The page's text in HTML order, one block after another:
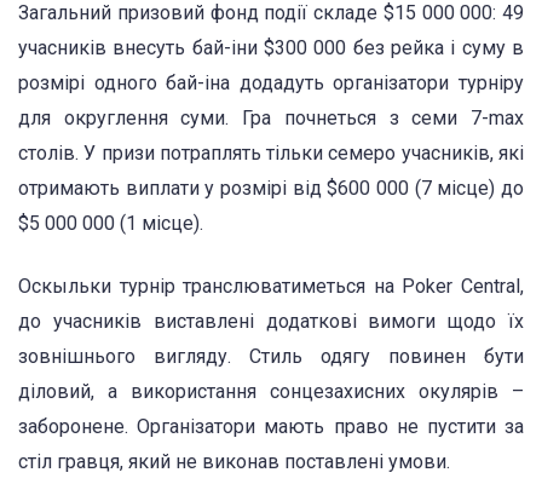
Загальний призовий фонд події складе $15 000 000: 49
учасників внесуть бай-іни $300 000 без рейка і суму в
розмірі одного бай-іна додадуть організатори турніру
для округлення суми. Гра почнеться з семи 7-max
столів. У призи потраплять тільки семеро учасників, які
отримають виплати у розмірі від $600 000 (7 місце) до
$5 000 000 (1 місце).
Оскыльки турнір транслюватиметься на Poker Central,
до учасників виставлені додаткові вимоги щодо їх
зовнішнього вигляду. Стиль одягу повинен бути
діловий, а використання сонцезахисних окулярів –
заборонене. Організатори мають право не пустити за
стіл гравця, який не виконав поставлені умови.